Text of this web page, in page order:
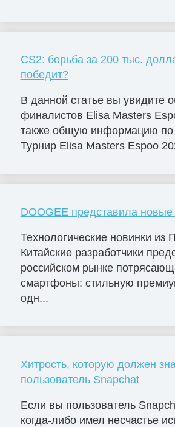
CS2: борьба за 200 тыс.
победит?
В данной статье вы увидите
финалистов Elisa Masters
также общую информацию по
Турнир Elisa Masters Espoo
DOOGEE представила
Технологические новинки из
Китайские разработчики
российском рынке
смартфоны: стильную
одн...
Хитрость, которую должен
пользователь Snapchat
Если вы пользователь
когда-либо имел несчастье